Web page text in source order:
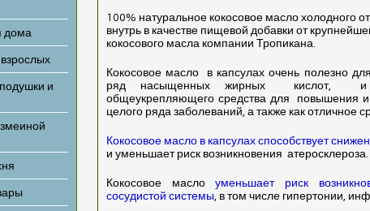
дома
взрослых
и
змеиной
100% натуральное кокосовое масло холодного
внутрь в качестве пищевой добавки от
кокосового масла компании Тропикана.
Кокосовое масло
в капсулах очень полезно
ряд насыщенных жирных
кислот,
общеукрепляющего средства для
повышения
целого ряда заболеваний, а также как отличное
Кокосовое масло в капсулах способствует
и уменьшает риск возникновения атеросклероза.
Кокосовое маслоуменьшает риск
сосудистой системы, в том числе гипертонии,